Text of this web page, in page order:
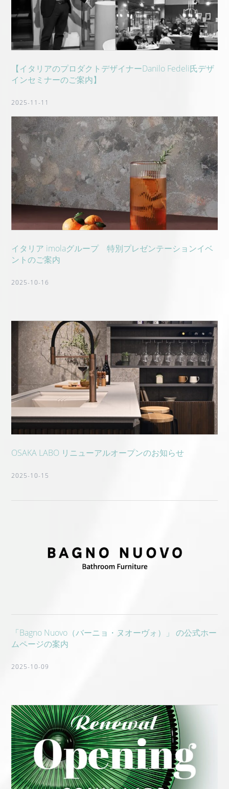
【イタリアのプロダクトデザイナーDanilo Fedeli氏デザ
インセミナーのご案内】
2025-11-11
イタリア imolaグループ 特別プレゼンテーションイベ
ントのご案内
2025-10-16
OSAKA LABO リニューアルオープンのお知らせ
2025-10-15
「Bagno Nuovo（バーニョ・ヌオーヴォ）」 の公式ホー
ムページの案内
2025-10-09